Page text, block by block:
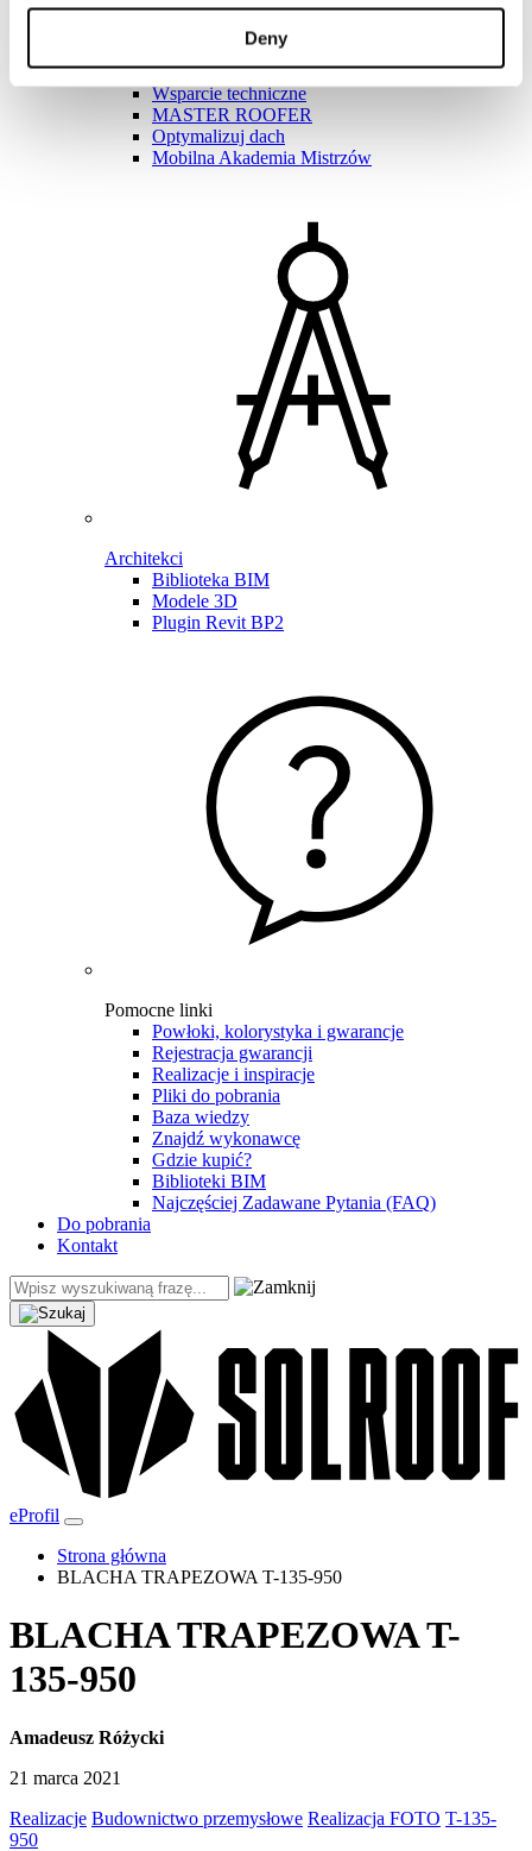
Deny
Akademia Mistrzów
Szkolenia praktyczne
Instrukcje montażu
Pliki do pobrania
Wsparcie techniczne
MASTER ROOFER
Optymalizuj dach
Mobilna Akademia Mistrzów
Architekci
Biblioteka BIM
Modele 3D
Plugin Revit BP2
Pomocne linki
Powłoki, kolorystyka i gwarancje
Rejestracja gwarancji
Realizacje i inspiracje
Pliki do pobrania
Baza wiedzy
Znajdź wykonawcę
Gdzie kupić?
Biblioteki BIM
Najczęściej Zadawane Pytania (FAQ)
Do pobrania
Kontakt
eProfil
Strona główna
BLACHA TRAPEZOWA T-135-950
BLACHA TRAPEZOWA T-
135-950
Amadeusz Różycki
21 marca 2021
Realizacje Budownictwo przemysłowe Realizacja FOTO T-135-
950